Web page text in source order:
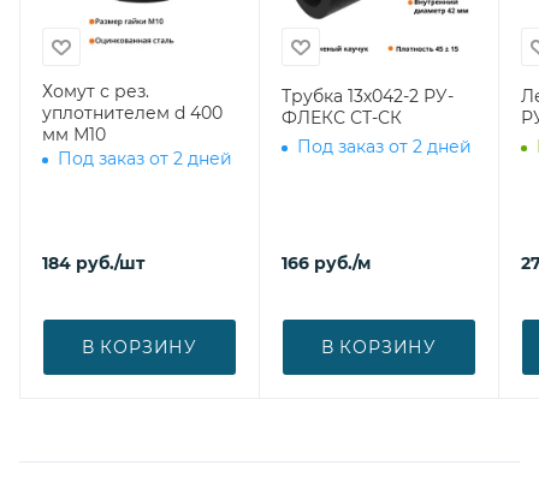
Хомут с рез.
уплотнителем d 400
мм М10
Под заказ от 2 дней
184 руб./шт
В КОРЗИНУ
Трубка 13х042-2 РУ-
ФЛЕКС СТ-СК
Под заказ от 2 дней
166 руб./м
В КОРЗИНУ